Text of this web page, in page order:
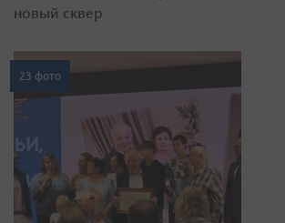
новый сквер
23 фото